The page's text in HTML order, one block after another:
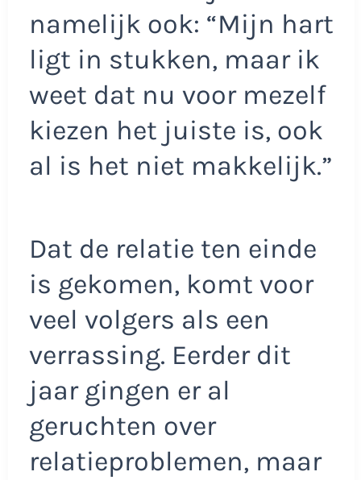
namelijk ook: “Mijn hart
ligt in stukken, maar ik
weet dat nu voor mezelf
kiezen het juiste is, ook
al is het niet makkelijk.”
Dat de relatie ten einde
is gekomen, komt voor
veel volgers als een
verrassing. Eerder dit
jaar gingen er al
geruchten over
relatieproblemen, maar